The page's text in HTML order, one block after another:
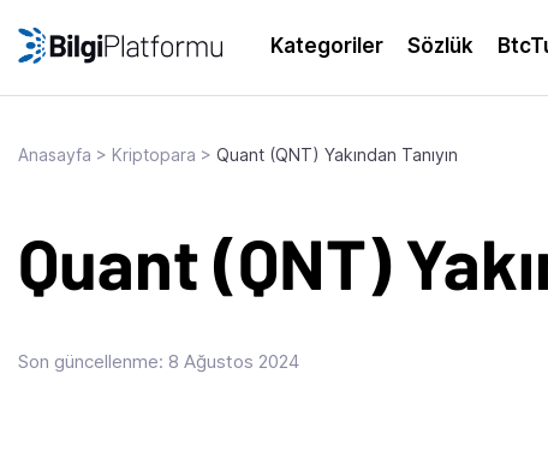
content
Kategoriler Sözlük
Anasayfa > Kriptopara > Quant (QNT) Yakından Tanıyın
Quant (QNT)
Son güncellenme: 8 Ağustos 2024